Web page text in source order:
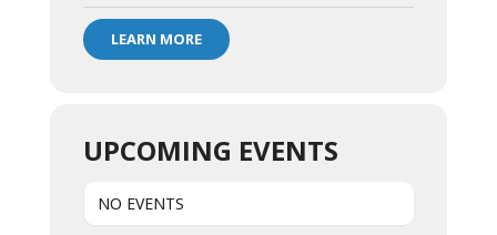
LEARN MORE
UPCOMING EVENTS
NO EVENTS